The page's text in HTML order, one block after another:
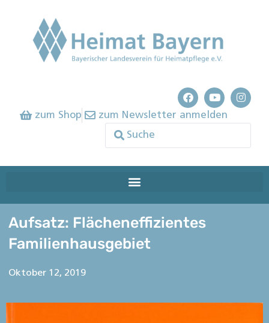
zum Shop zum Newsletter anmelden
Aufsatz: Flächeneffizientes
Familienhausgebiet
Oktober 12, 2019